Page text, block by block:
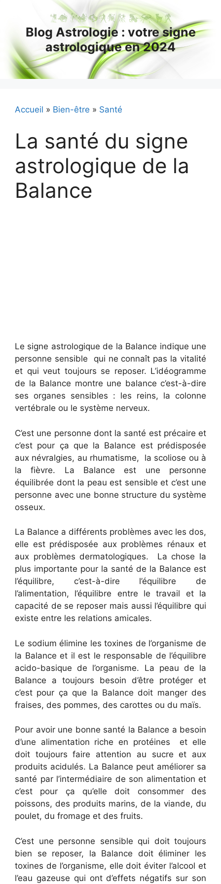
contenuBlog Astrologie : votre signe
astrologique en 2024
Accueil » Bien-être » Santé
La santé du signe
astrologique de la
Balance
Le signe astrologique de la Balance indique une
personne sensible qui ne connaît pas la vitalité
et qui veut toujours se reposer. L’idéogramme
de la Balance montre une balance c’est-à-dire
ses organes sensibles : les reins, la colonne
vertébrale ou le système nerveux.
C’est une personne dont la santé est précaire et
c’est pour ça que la Balance est prédisposée
aux névralgies, au rhumatisme, la scoliose ou à
la fièvre. La Balance est une personne
équilibrée dont la peau est sensible et c’est une
personne avec une bonne structure du système
osseux.
La Balance a différents problèmes avec les dos,
elle est prédisposée aux problèmes rénaux et
aux problèmes dermatologiques. La chose la
plus importante pour la santé de la Balance est
l’équilibre, c’est-à-dire l’équilibre de
l’alimentation, l’équilibre entre le travail et la
capacité de se reposer mais aussi l’équilibre qui
existe entre les relations amicales.
Le sodium élimine les toxines de l’organisme de
la Balance et il est le responsable de l’équilibre
acido-basique de l’organisme. La peau de la
Balance a toujours besoin d’être protéger et
c’est pour ça que la Balance doit manger des
fraises, des pommes, des carottes ou du maïs.
Pour avoir une bonne santé la Balance a besoin
d’une alimentation riche en protéines et elle
doit toujours faire attention au sucre et aux
produits acidulés. La Balance peut améliorer sa
santé par l’intermédiaire de son alimentation et
c’est pour ça qu’elle doit consommer des
poissons, des produits marins, de la viande, du
poulet, du fromage et des fruits.
C’est une personne sensible qui doit toujours
bien se reposer, la Balance doit éliminer les
toxines de l’organisme, elle doit éviter l’alcool et
l’eau gazeuse qui ont d’effets négatifs sur son